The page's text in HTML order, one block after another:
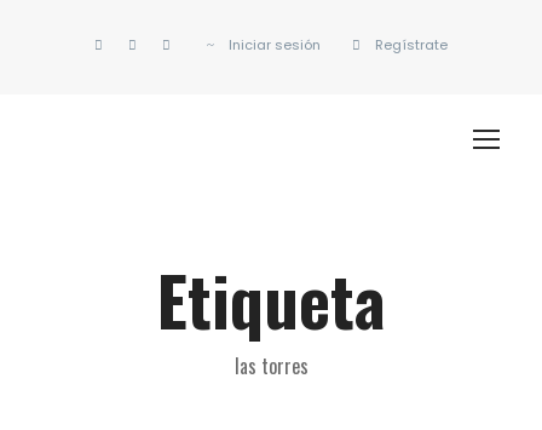
Iniciar sesión Regístrate
Etiqueta
las torres